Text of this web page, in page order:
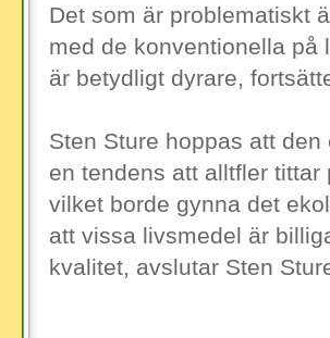
Det som är problematiskt
med de konventionella på
är betydligt dyrare,
Sten Sture hoppas att
en tendens att alltfler
vilket borde gynna det
att vissa livsmedel är
kvalitet, avslutar Sten